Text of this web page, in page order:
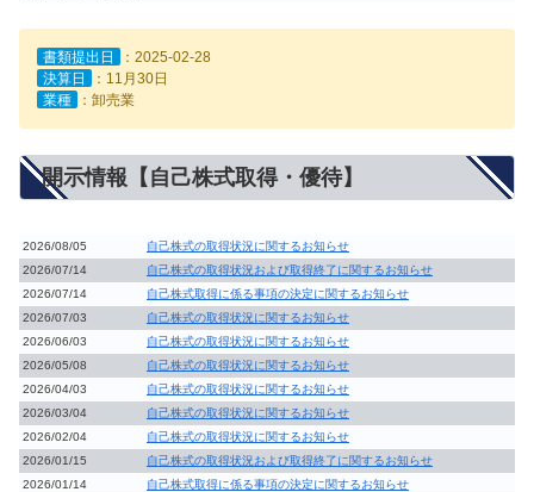
書類提出日
：2025-02-28
決算日
：11月30日
業種
：卸売業
開示情報【自己株式取得・優待】
2026/08/05
自己株式の取得状況に関するお知らせ
2026/07/14
自己株式の取得状況および取得終了に関するお知らせ
2026/07/14
自己株式取得に係る事項の決定に関するお知らせ
2026/07/03
自己株式の取得状況に関するお知らせ
2026/06/03
自己株式の取得状況に関するお知らせ
2026/05/08
自己株式の取得状況に関するお知らせ
2026/04/03
自己株式の取得状況に関するお知らせ
2026/03/04
自己株式の取得状況に関するお知らせ
2026/02/04
自己株式の取得状況に関するお知らせ
2026/01/15
自己株式の取得状況および取得終了に関するお知らせ
2026/01/14
自己株式取得に係る事項の決定に関するお知らせ